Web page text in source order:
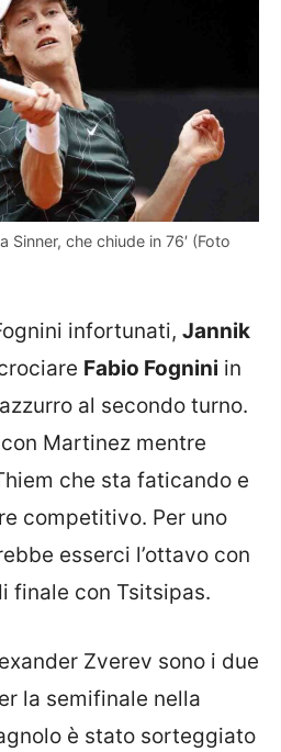
che chiude in 76′ (Foto
infortunati, Jannik
Fabio Fognini in
al secondo turno.
Martinez mentre
che sta faticando e
competitivo. Per uno
esserci l’ottavo con
finale con Tsitsipas.
Zverev sono i due
la semifinale nella
è stato sorteggiato